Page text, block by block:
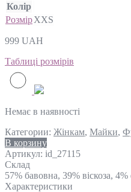
Колір
РозмірXXS
999 UAH
Таблиці розмірів
Немає в наявності
Категории: Жінкам, Майки,
В корзину
Артикул: id_27115
Склад
57% бавовна, 39% віскоза, 4%
Характеристики